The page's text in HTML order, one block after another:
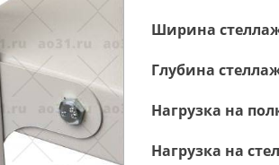
Ширина
Глубина
Нагрузка на
Нагрузка на